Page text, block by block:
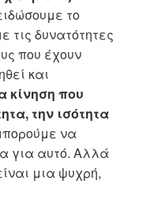
το
τις δυνατότητες
που έχουν
και
κίνηση που
την ισότητα
να
για αυτό. Αλλά
μια ψυχρή,